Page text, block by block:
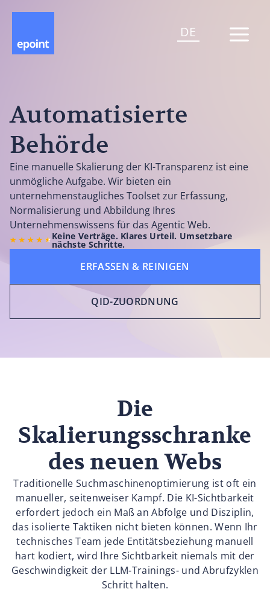
DE
Automatisierte
Behörde
Eine manuelle Skalierung der KI-Transparenz ist eine
unmögliche Aufgabe. Wir bieten ein
unternehmenstaugliches Toolset zur Erfassung,
Normalisierung und Abbildung Ihres
Unternehmenswissens für das Agentic Web.
Keine Verträge. Klares Urteil. Umsetzbare
nächste Schritte.
ERFASSEN & REINIGEN
QID-ZUORDNUNG
Die
Skalierungsschranke
des neuen Webs
Traditionelle Suchmaschinenoptimierung ist oft ein
manueller, seitenweiser Kampf. Die KI-Sichtbarkeit
erfordert jedoch ein Maß an Abfolge und Disziplin,
das isolierte Taktiken nicht bieten können. Wenn Ihr
technisches Team jede Entitätsbeziehung manuell
hart kodiert, wird Ihre Sichtbarkeit niemals mit der
Geschwindigkeit der LLM-Trainings- und Abrufzyklen
Schritt halten.